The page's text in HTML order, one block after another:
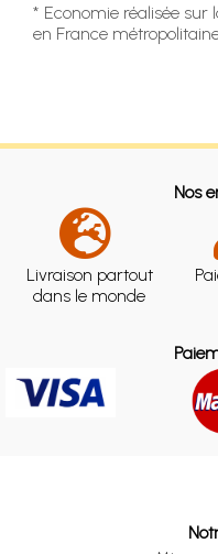
* Economie réalisée sur
en France
Nos
Livraison partout
dans le monde